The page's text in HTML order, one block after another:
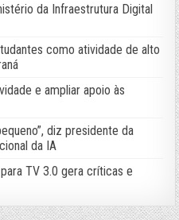
da Infraestrutura Digital
como atividade de alto
e ampliar apoio às
diz presidente da
da IA
TV 3.0 gera críticas e